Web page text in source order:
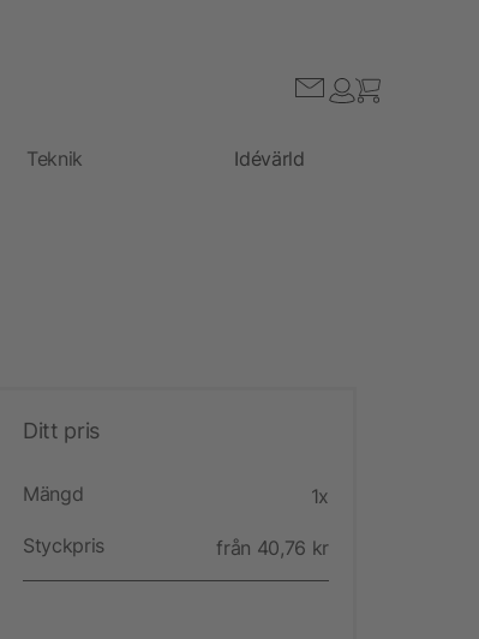
Teknik Idévärld
Ditt pris
Mängd 1x
Styckpris från 40,76 kr